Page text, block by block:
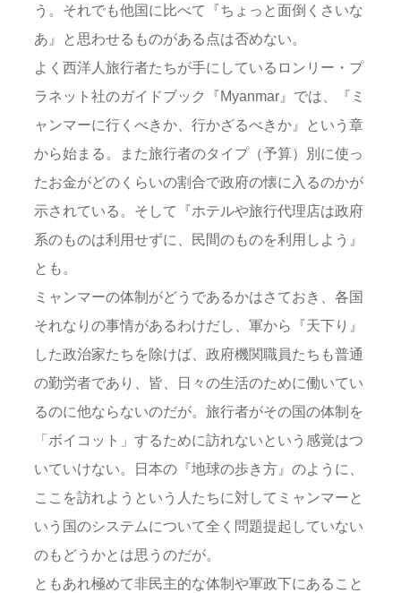
う。それでも他国に比べて『ちょっと面倒くさいな
あ』と思わせるものがある点は否めない。
よく西洋人旅行者たちが手にしているロンリー・プ
ラネット社のガイドブック『Myanmar』では、『ミ
ャンマーに行くべきか、行かざるべきか』という章
から始まる。また旅行者のタイプ（予算）別に使っ
たお金がどのくらいの割合で政府の懐に入るのかが
示されている。そして『ホテルや旅行代理店は政府
系のものは利用せずに、民間のものを利用しよう』
とも。
ミャンマーの体制がどうであるかはさておき、各国
それなりの事情があるわけだし、軍から『天下り』
した政治家たちを除けば、政府機関職員たちも普通
の勤労者であり、皆、日々の生活のために働いてい
るのに他ならないのだが。旅行者がその国の体制を
「ボイコット」するために訪れないという感覚はつ
いていけない。日本の『地球の歩き方』のように、
ここを訪れようという人たちに対してミャンマーと
いう国のシステムについて全く問題提起していない
のもどうかとは思うのだが。
ともあれ極めて非民主的な体制や軍政下にあること